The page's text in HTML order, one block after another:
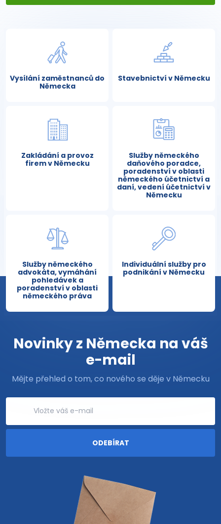
Vysílání zaměstnanců do
Německa
Stavebnictví v Německu
Zakládání a provoz
firem v Německu
Služby německého
daňového poradce,
poradenství v oblasti
německého účetnictví a
daní, vedení účetnictví v
Německu
Služby německého
advokáta, vymáhání
pohledávek a
poradenství v oblasti
německého práva
Individuální služby pro
podnikání v Německu
Novinky z Německa na váš
e-mail
Mějte přehled o tom, co nového se děje v Německu